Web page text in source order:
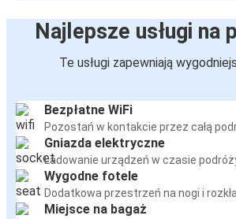
Najlepsze usługi na
Te usługi zapewniają
Bezpłatne WiFi
Pozostań w kontakcie przez całą
Gniazda elektryczne
Ładowanie urządzeń w czasie
Wygodne fotele
Dodatkowa przestrzeń na nogi i
Miejsce na bagaż